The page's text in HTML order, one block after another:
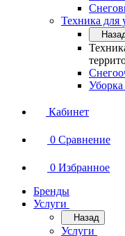
Техника для
Уборка
Кабинет
0 Сравнение
0 Избранное
Бренды
Услуги
Назад
Услуги